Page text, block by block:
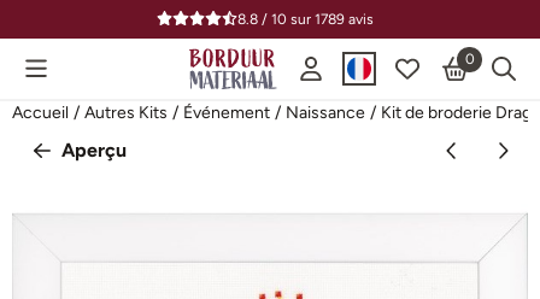
Préférences de cookies disponibles. Choisissez les
8.8 / 10 sur1789 avis
0
Accueil / Autres Kits / Événement / Naissance / Kit de broderie
Aperçu